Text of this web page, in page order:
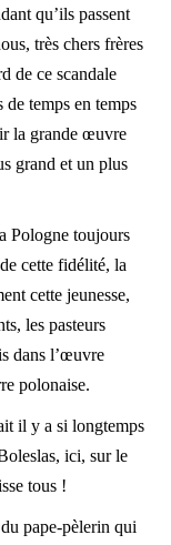
qu’ils passent
très chers frères
de ce scandale
de temps en temps
la grande œuvre
grand et un plus
Pologne toujours
cette fidélité, la
cette jeunesse,
les pasteurs
dans l’œuvre
polonaise.
il y a si longtemps
ici, sur le
tous !
pape-pèlerin qui